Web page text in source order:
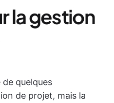
la gestion
quelques
de projet, mais la